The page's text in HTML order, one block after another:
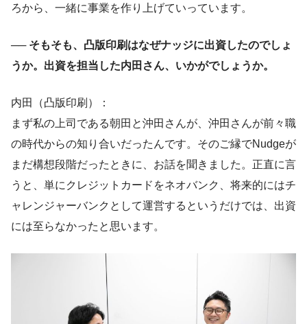
ろから、一緒に事業を作り上げていっています。
── そもそも、凸版印刷はなぜナッジに出資したのでしょ
うか。出資を担当した内田さん、いかがでしょうか。
内田（凸版印刷）：
まず私の上司である朝田と沖田さんが、沖田さんが前々職
の時代からの知り合いだったんです。そのご縁でNudgeが
まだ構想段階だったときに、お話を聞きました。正直に言
うと、単にクレジットカードをネオバンク、将来的にはチ
ャレンジャーバンクとして運営するというだけでは、出資
には至らなかったと思います。